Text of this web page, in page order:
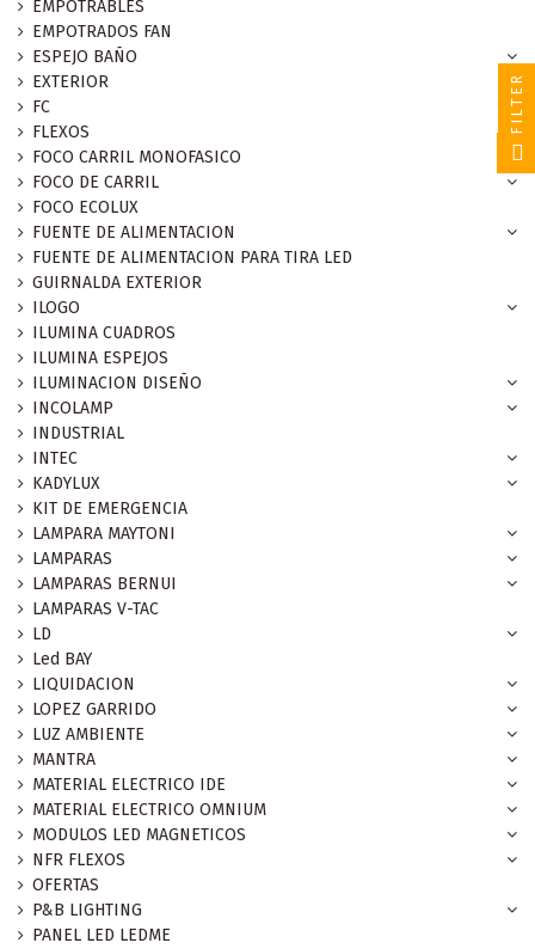
EMPOTRABLES
EMPOTRADOS FAN
ESPEJO BAÑO
EXTERIOR
FC
FLEXOS
FOCO CARRIL MONOFASICO
FOCO DE CARRIL
FOCO ECOLUX
FUENTE DE ALIMENTACION
FUENTE DE ALIMENTACION PARA TIRA LED
GUIRNALDA EXTERIOR
ILOGO
ILUMINA CUADROS
ILUMINA ESPEJOS
ILUMINACION DISEÑO
INCOLAMP
INDUSTRIAL
INTEC
KADYLUX
KIT DE EMERGENCIA
LAMPARA MAYTONI
LAMPARAS
LAMPARAS BERNUI
LAMPARAS V-TAC
LD
Led BAY
LIQUIDACION
LOPEZ GARRIDO
LUZ AMBIENTE
MANTRA
MATERIAL ELECTRICO IDE
MATERIAL ELECTRICO OMNIUM
MODULOS LED MAGNETICOS
NFR FLEXOS
OFERTAS
P&B LIGHTING
PANEL LED LEDME
FILTER